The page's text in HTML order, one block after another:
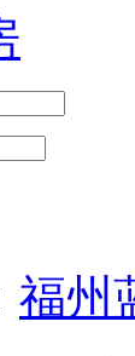
福州